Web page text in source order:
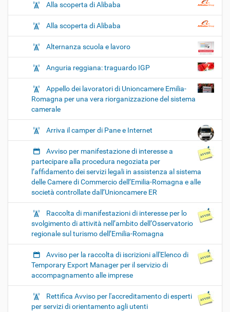
Alla scoperta di Alibaba
Alla scoperta di Alibaba
Alternanza scuola e lavoro
Anguria reggiana: traguardo IGP
Appello dei lavoratori di Unioncamere Emilia-
Romagna per una vera riorganizzazione del sistema
camerale
Arriva il camper di Pane e Internet
Avviso per manifestazione di interesse a
partecipare alla procedura negoziata per
l’affidamento dei servizi legali in assistenza al sistema
delle Camere di Commercio dell’Emilia-Romagna e alle
società controllate dall’Unioncamere ER
Raccolta di manifestazioni di interesse per lo
svolgimento di attività nell’ambito dell’Osservatorio
regionale sul turismo dell’Emilia-Romagna
Avviso per la raccolta di iscrizioni all'Elenco di
Temporary Export Manager per il servizio di
accompagnamento alle imprese
Rettifica Avviso per l'accreditamento di esperti
per servizi di orientamento agli utenti